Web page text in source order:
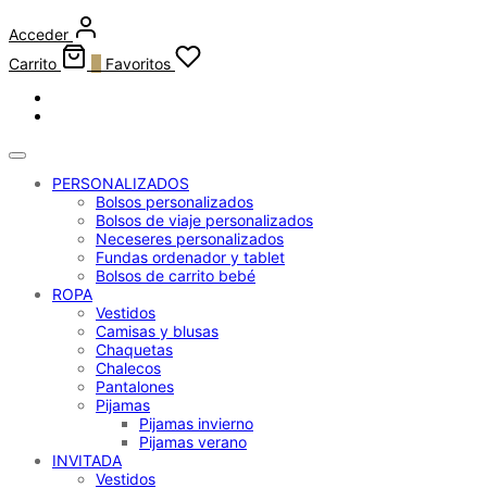
Acceder
Carrito
Favoritos
PERSONALIZADOS
Bolsos personalizados
Bolsos de viaje personalizados
Neceseres personalizados
Fundas ordenador y tablet
Bolsos de carrito bebé
ROPA
Vestidos
Camisas y blusas
Chaquetas
Chalecos
Pantalones
Pijamas
Pijamas invierno
Pijamas verano
INVITADA
Vestidos